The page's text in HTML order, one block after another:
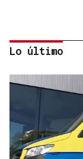
Lo último